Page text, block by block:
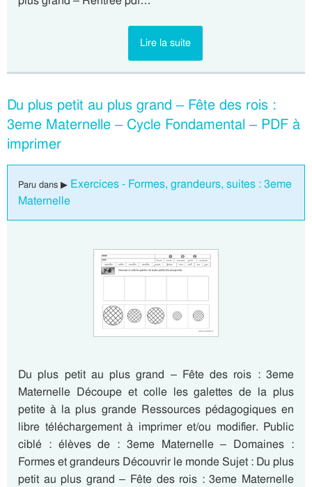
Lire la suite
Du plus petit au plus grand – Fête des rois :
3eme Maternelle – Cycle Fondamental – PDF à
imprimer
Paru dans ▶ Exercices - Formes, grandeurs, suites : 3eme
Maternelle
Du plus petit au plus grand – Fête des rois : 3eme
Maternelle Découpe et colle les galettes de la plus
petite à la plus grande Ressources pédagogiques en
libre téléchargement à imprimer et/ou modifier. Public
ciblé : élèves de : 3eme Maternelle – Domaines :
Formes et grandeurs Découvrir le monde Sujet : Du plus
petit au plus grand – Fête des rois : 3eme Maternelle